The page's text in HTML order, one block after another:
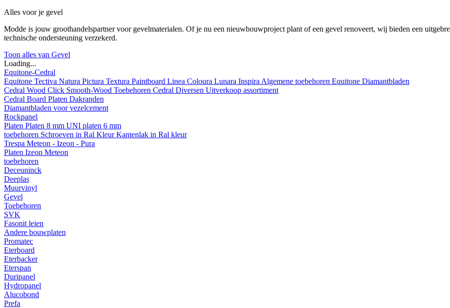
Alles voor je gevel
Modde is jouw groothandelspartner voor gevelmaterialen. Of je nu een nieuwbouwproject plant of een gevel renoveert, wij bieden een
technische ondersteuning verzekerd.
Toon alles van Gevel
Loading...
Equitone-Cedral
Equitone Tectiva Natura Pictura Textura Paintboard Linea Coloura Lunara Inspira Algemene toebehoren Equitone Diamantbladen
Cedral Wood Click Smooth-Wood Toebehoren Cedral Diversen Uitverkoop assortiment
Cedral Board Platen Dakranden
Diamantbladen voor vezelcement
Rockpanel
Platen Platen 8 mm UNI platen 6 mm
toebehoren Schroeven in Ral KleurKantenlak in Ral kleur
Trespa Meteon - Izeon - Pura
Platen Izeon Meteon
toebehoren
Deceuninck
Deeplas
Muurvinyl
Gevel
Toebehoren
SVK
Fasonit leien
Andere bouwplaten
Promatec
Eterboard
Eterbacker
Eterspan
Duripanel
Hydropanel
Alucobond
Prefa